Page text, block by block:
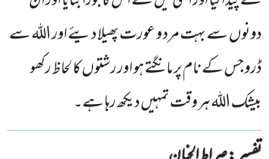
دونوں سے بہت مرد و عورت پھیلا دیئے اور اللہ سے
ڈرو جس کے نام پر مانگتے ہو اور رشتوں کا لحاظ رکھو
بیشک اللہ ہر وقت تمہیں دیکھ رہا ہے۔